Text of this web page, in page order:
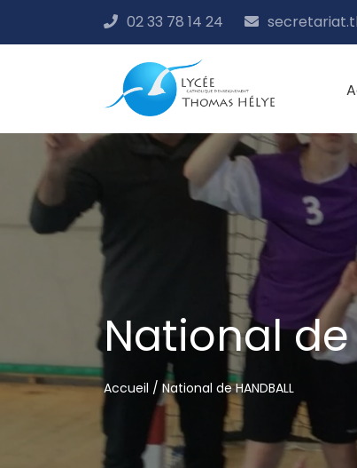
contenu
02 33 78 14 24
National de
Accueil /National de HANDBALL